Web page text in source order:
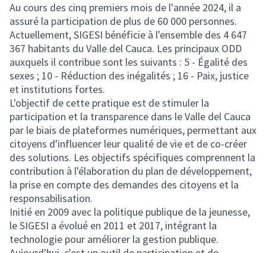
Au cours des cinq premiers mois de l'année 2024, il a
assuré la participation de plus de 60 000 personnes.
Actuellement, SIGESI bénéficie à l'ensemble des 4 647
367 habitants du Valle del Cauca. Les principaux ODD
auxquels il contribue sont les suivants : 5 - Égalité des
sexes ; 10 - Réduction des inégalités ; 16 - Paix, justice
et institutions fortes.
L'objectif de cette pratique est de stimuler la
participation et la transparence dans le Valle del Cauca
par le biais de plateformes numériques, permettant aux
citoyens d'influencer leur qualité de vie et de co-créer
des solutions. Les objectifs spécifiques comprennent la
contribution à l'élaboration du plan de développement,
la prise en compte des demandes des citoyens et la
responsabilisation.
Initié en 2009 avec la politique publique de la jeunesse,
le SIGESI a évolué en 2011 et 2017, intégrant la
technologie pour améliorer la gestion publique.